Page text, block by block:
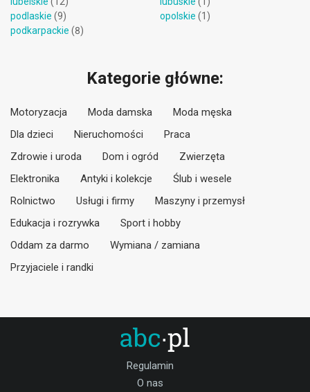
podlaskie (9)
podkarpackie (8)
opolskie (1)
Kategorie główne:
Motoryzacja Moda damska
Moda męska
Dla dzieci
Nieruchomości
Praca
Zdrowie i uroda
Dom i ogród
Zwierzęta
Elektronika
Antyki i kolekcje
Ślub i wesele
Rolnictwo
Usługi i firmy
Maszyny i przemysł
Edukacja i rozrywka
Sport i hobby
Oddam za darmo
Wymiana / zamiana
Przyjaciele i randki
Regulamin
O nas